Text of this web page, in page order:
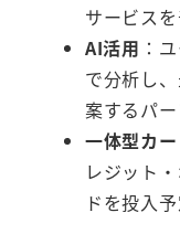
サービス
AI活用 ：
で分析し
案するパ
一体型カ
レジット
ドを投入